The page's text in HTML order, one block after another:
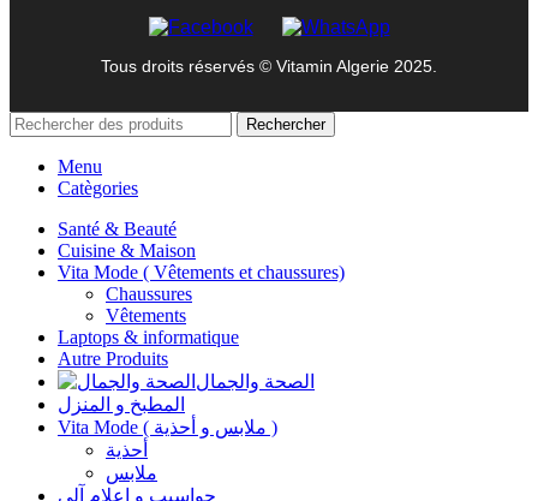
Tous droits réservés © Vitamin Algerie 2025.
Rechercher
Menu
Catègories
Santé & Beauté
Cuisine & Maison
Vita Mode ( Vêtements et chaussures)
Chaussures
Vêtements
Laptops & informatique
Autre Produits
الصحة والجمال
المطبخ و المنزل
Vita Mode ( ملابس و أحذية )
أحذية
ملابس
حواسيب و إعلام آلي